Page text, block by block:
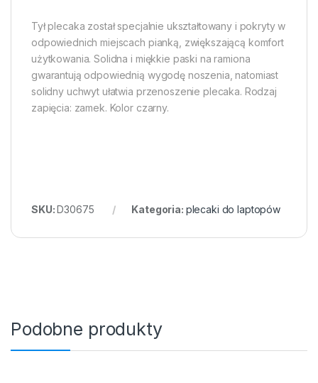
Tył plecaka został specjalnie ukształtowany i pokryty w
odpowiednich miejscach pianką, zwiększającą komfort
użytkowania. Solidna i miękkie paski na ramiona
gwarantują odpowiednią wygodę noszenia, natomiast
solidny uchwyt ułatwia przenoszenie plecaka. Rodzaj
zapięcia: zamek. Kolor czarny.
SKU:D30675 Kategoria: plecaki do laptopów
Podobne produkty